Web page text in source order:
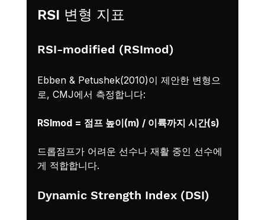
RSI 변형 지표
RSI-modified (RSImod)
Ebben & Petushek(2010)이 제안한 변형으
로, CMJ에서 측정합니다:
RSImod = 점프 높이(m) / 이륙까지 시간(s)
드롭점프가 어려운 선수나 재활 중인 선수에
게 적합합니다.
Dynamic Strength Index (DSI)